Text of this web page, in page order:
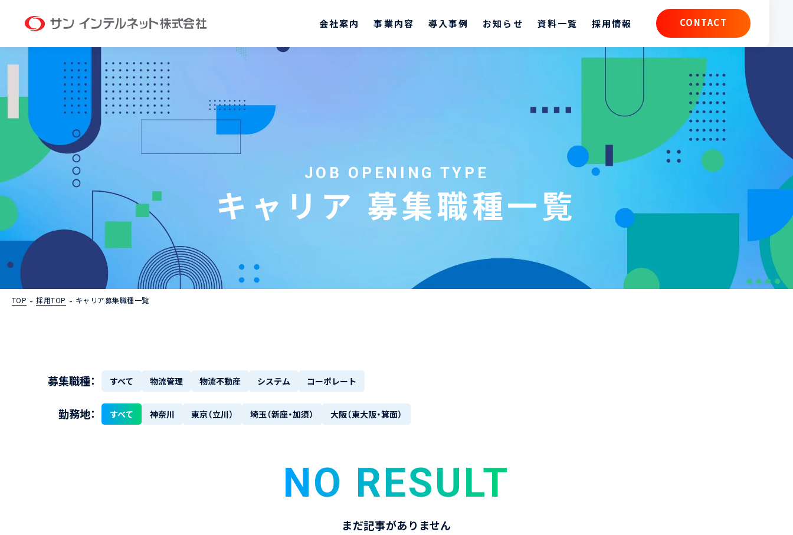
サン インテルネット株式会社
会社案内 事業内容 導入事例 お知らせ 資料一覧 採用情報 CONTACT
JOB OPENING TYPE
キャリア 募集職種一覧
TOP 採用TOP キャリア募集職種一覧
募集職種： すべて 物流管理 物流不動産 システム コーポレート
勤務地： すべて 神奈川 東京（立川） 埼玉（新座・加須） 大阪（東大阪・箕面）
NO RESULT
まだ記事がありません